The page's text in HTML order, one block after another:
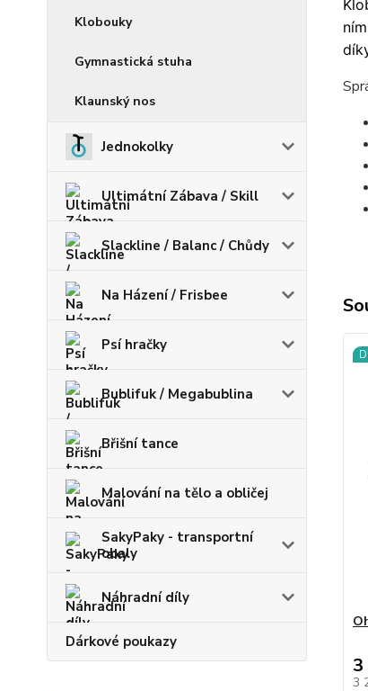
Klobouky
Gymnastická stuha
Klaunský nos
Jednokolky
Ultimátní Zábava / Skill
Slackline / Balanc / Chůdy
Na Házení / Frisbee
Psí hračky
Bublifuk / Megabublina
Břišní tance
Malování na tělo a obličej
SakyPaky - transportní
obaly
Náhradní díly
Dárkové poukazy
3
3